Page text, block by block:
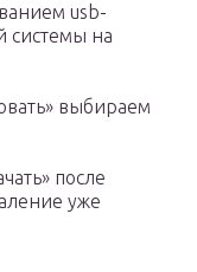
usb-
системы на
выбираем
после
уже